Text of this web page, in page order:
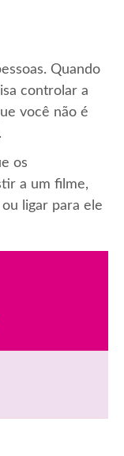
Quando
controlar a
você não é
os
a um filme,
ligar para ele